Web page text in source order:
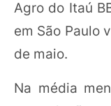
Agro do Itaú
em São Paulo
de maio.
Na média